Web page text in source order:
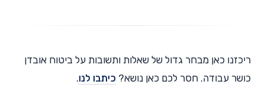
ריכזנו כאן מבחר גדול של שאלות ותשובות על ביטוח אובדן
כושר עבודה. חסר לכם כאן נושא? כיתבו לנו.